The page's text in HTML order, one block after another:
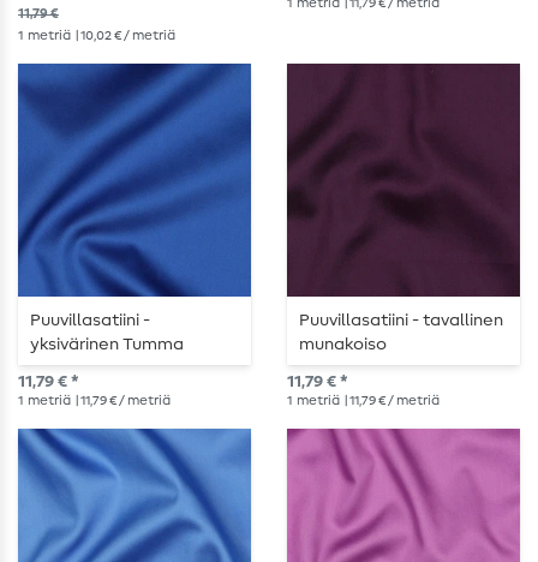
11,79 €
1 metriä | 10,02 € / metriä
1 metriä | 11,79 € / metriä
Puuvillasatiini -
yksivärinen Tumma
koboltinsininen
11,79 € *
1 metriä | 11,79 € / metriä
Puuvillasatiini - tavallinen
munakoiso
11,79 € *
1 metriä | 11,79 € / metriä